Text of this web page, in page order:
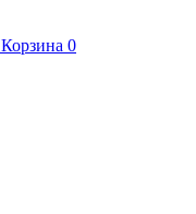
Корзина 0